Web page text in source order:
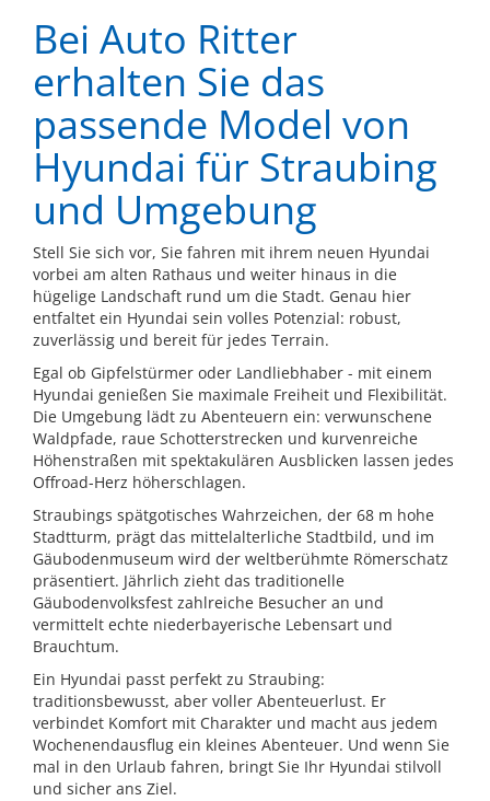
Bei Auto Ritter
erhalten Sie das
passende Model von
Hyundai für Straubing
und Umgebung
Stell Sie sich vor, Sie fahren mit ihrem neuen Hyundai
vorbei am alten Rathaus und weiter hinaus in die
hügelige Landschaft rund um die Stadt. Genau hier
entfaltet ein Hyundai sein volles Potenzial: robust,
zuverlässig und bereit für jedes Terrain.
Egal ob Gipfelstürmer oder Landliebhaber - mit einem
Hyundai genießen Sie maximale Freiheit und Flexibilität.
Die Umgebung lädt zu Abenteuern ein: verwunschene
Waldpfade, raue Schotterstrecken und kurvenreiche
Höhenstraßen mit spektakulären Ausblicken lassen jedes
Offroad-Herz höherschlagen.
Straubings spätgotisches Wahrzeichen, der 68 m hohe
Stadtturm, prägt das mittelalterliche Stadtbild, und im
Gäubodenmuseum wird der weltberühmte Römerschatz
präsentiert. Jährlich zieht das traditionelle
Gäubodenvolksfest zahlreiche Besucher an und
vermittelt echte niederbayerische Lebensart und
Brauchtum.
Ein Hyundai passt perfekt zu Straubing:
traditionsbewusst, aber voller Abenteuerlust. Er
verbindet Komfort mit Charakter und macht aus jedem
Wochenendausflug ein kleines Abenteuer. Und wenn Sie
mal in den Urlaub fahren, bringt Sie Ihr Hyundai stilvoll
und sicher ans Ziel.